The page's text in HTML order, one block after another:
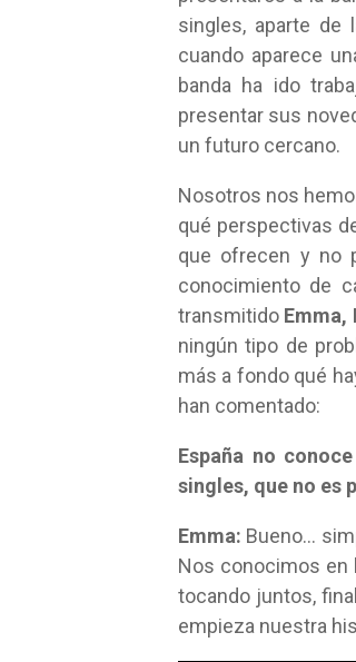
singles, aparte de
cuando aparece
banda ha ido
presentar sus
un futuro cercano.
Nosotros nos
qué perspectivas
que ofrecen y no
conocimiento de
transmitido Emma,
ningún tipo de
más a fondo qué
han comentado:
España no
singles, que no es
Emma: Bueno…
Nos conocimos en
tocando juntos,
empieza nuestra